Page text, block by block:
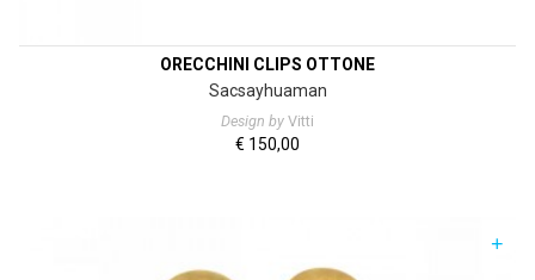
ORECCHINI CLIPS OTTONE
Sacsayhuaman
Design by Vitti
€ 150,00
+